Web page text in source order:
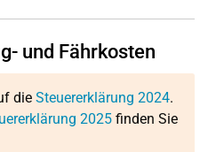
und Fährkosten
die Steuererklärung 2024.
2025 finden Sie